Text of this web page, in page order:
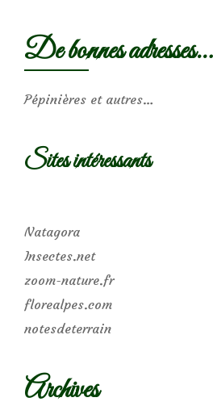
De bonnes adresses…
Pépinières et autres…
Sites intéressants
Natagora
Insectes.net
zoom-nature.fr
florealpes.com
notesdeterrain
Archives